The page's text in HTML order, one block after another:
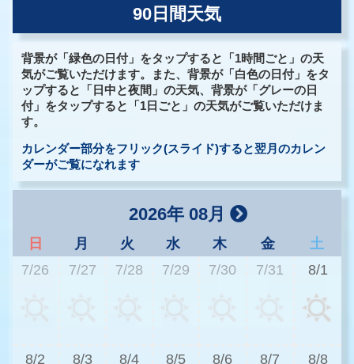
90日間天気
背景が「緑色の日付」をタップすると「1時間ごと」の天
気がご覧いただけます。また、背景が「白色の日付」をタ
ップすると「日中と夜間」の天気、背景が「グレーの日
付」をタップすると「1日ごと」の天気がご覧いただけま
す。
カレンダー部分をフリック(スライド)すると翌月のカレン
ダーがご覧になれます
2026年 08月
日 月 火 水 木 金
土
7/26
7/27 7/28 7/29 7/30 7/31 8/1
8/2 8/3 8/4 8/5 8/6 8/7 8/8